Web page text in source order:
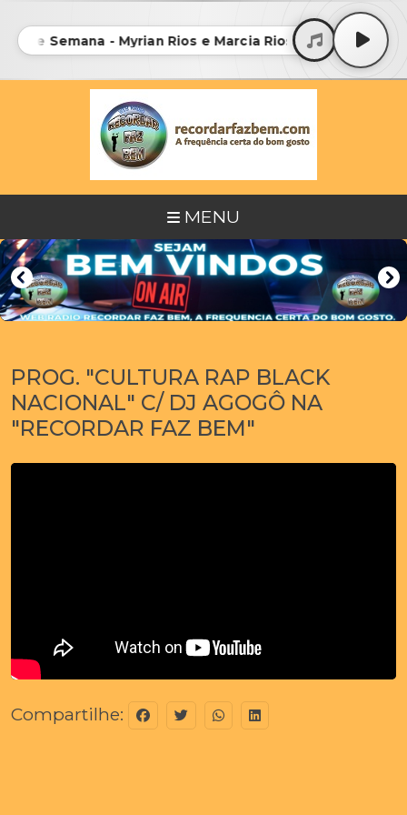
de Semana - Myrian Rios e Marcia Rios Bmg - 81 •
MENU
PROG. "CULTURA RAP BLACK
NACIONAL" C/ DJ AGOGÔ NA
"RECORDAR FAZ BEM"
Compartilhe: